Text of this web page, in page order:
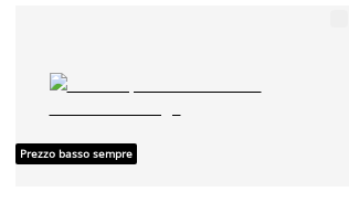
Prezzo basso sempre